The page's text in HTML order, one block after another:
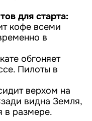
для старта:
кофе всеми
в
обгоняет
Пилоты в
верхом на
видна Земля,
в размере.